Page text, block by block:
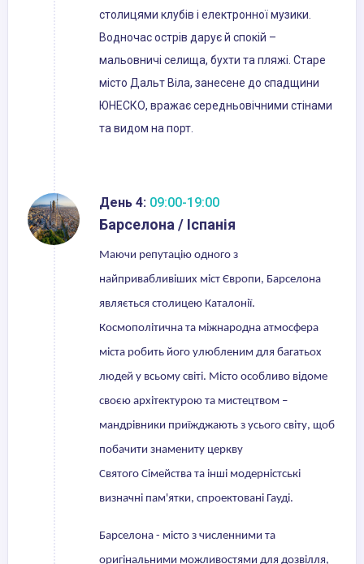
столицями клубів і електронної музики.
Водночас острів дарує й спокій –
мальовничі селища, бухти та пляжі. Старе
місто Дальт Віла, занесене до спадщини
ЮНЕСКО, вражає середньовічними стінами
та видом на порт.
День 4: 09:00-19:00
Барселона / Іспанія
Маючи репутацію одного з
найпривабливіших міст Європи, Барселона
являється столицею Каталонії.
Космополітична та міжнародна атмосфера
міста робить його улюбленим для багатьох
людей у всьому світі. Місто особливо відоме
своєю архітектурою та мистецтвом –
мандрівники приїжджають з усього світу, щоб
побачити знамениту церкву
Святого Сімейства та інші модерністські
визначні пам'ятки, спроектовані Гауді.
Барселона - місто з численними та
оригінальними можливостями для дозвілля,